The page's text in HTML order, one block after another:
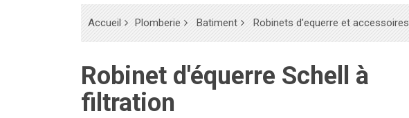
Accueil Plomberie Batiment Robinets d'equerre et accessoires
Robinet d'équerre Schell à
filtration